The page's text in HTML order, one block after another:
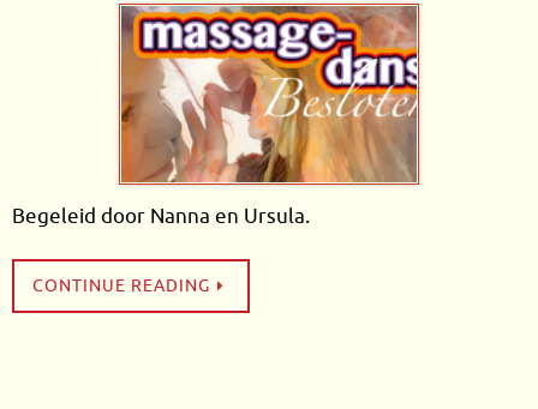
Begeleid door Nanna en Ursula.
CONTINUE READING